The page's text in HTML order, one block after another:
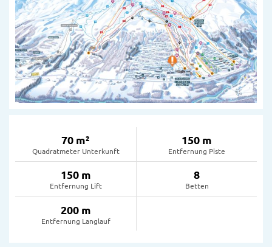
70 m²
Quadratmeter Unterkunft
150 m
Entfernung Piste
150 m
Entfernung Lift
8
Betten
200 m
Entfernung Langlauf